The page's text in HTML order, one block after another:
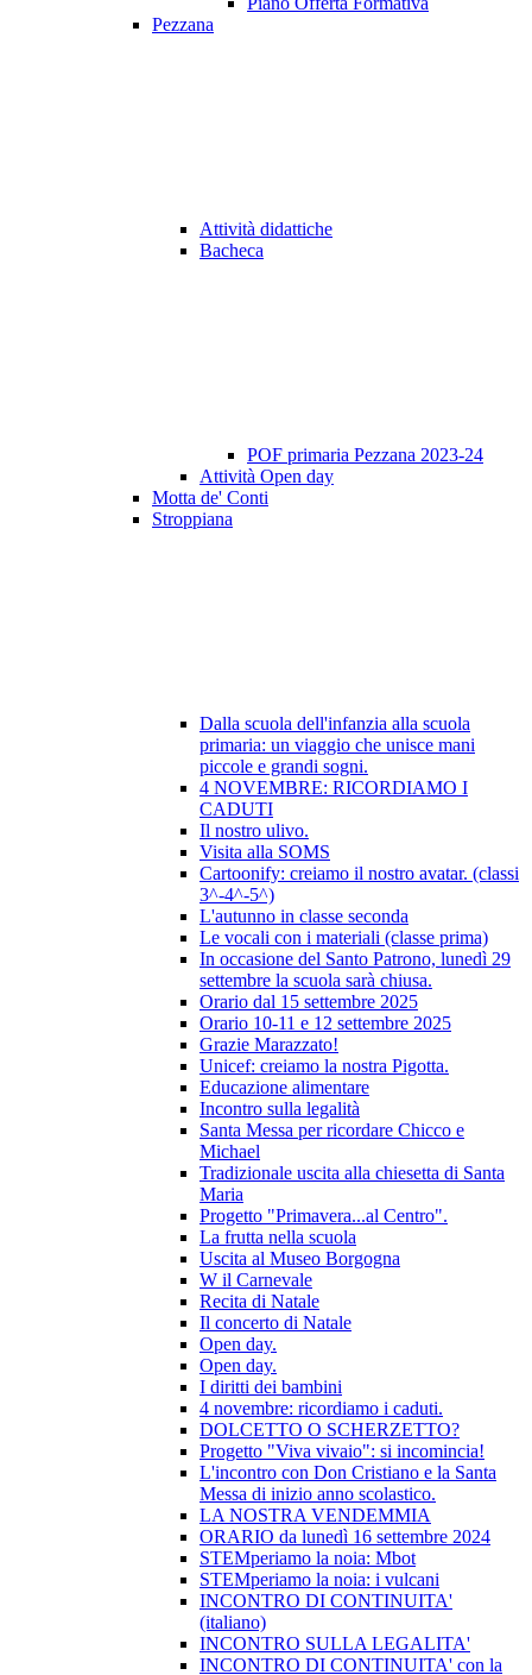
Pezzana
Attività didattiche
Bacheca
POF primaria Pezzana 2023-24
Attività Open day
Motta de' Conti
Stroppiana
Dalla scuola dell'infanzia alla scuola
primaria: un viaggio che unisce mani
piccole e grandi sogni.
4 NOVEMBRE: RICORDIAMO I
CADUTI
Il nostro ulivo.
Visita alla SOMS
Cartoonify: creiamo il nostro avatar. (classi
3^-4^-5^)
L'autunno in classe seconda
Le vocali con i materiali (classe prima)
In occasione del Santo Patrono, lunedì 29
settembre la scuola sarà chiusa.
Orario dal 15 settembre 2025
Orario 10-11 e 12 settembre 2025
Grazie Marazzato!
Unicef: creiamo la nostra Pigotta.
Educazione alimentare
Incontro sulla legalità
Santa Messa per ricordare Chicco e
Michael
Tradizionale uscita alla chiesetta di Santa
Maria
Progetto "Primavera...al Centro".
La frutta nella scuola
Uscita al Museo Borgogna
W il Carnevale
Recita di Natale
Il concerto di Natale
Open day.
Open day.
I diritti dei bambini
4 novembre: ricordiamo i caduti.
DOLCETTO O SCHERZETTO?
Progetto "Viva vivaio": si incomincia!
L'incontro con Don Cristiano e la Santa
Messa di inizio anno scolastico.
LA NOSTRA VENDEMMIA
ORARIO da lunedì 16 settembre 2024
STEMperiamo la noia: Mbot
STEMperiamo la noia: i vulcani
INCONTRO DI CONTINUITA'
(italiano)
INCONTRO SULLA LEGALITA'
INCONTRO DI CONTINUITA' con la